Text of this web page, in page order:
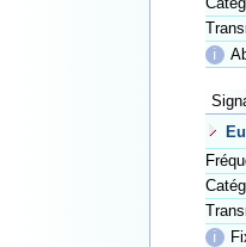
ℹ
ℹ